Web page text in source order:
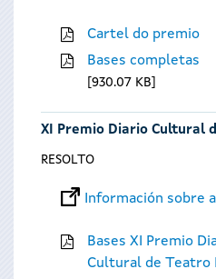
Cartel do premio
Bases completas
930.07 KB
XI Premio Diario Cultural
RESOLTO
Información sobre
Bases XI Premio
Cultural de Teatro